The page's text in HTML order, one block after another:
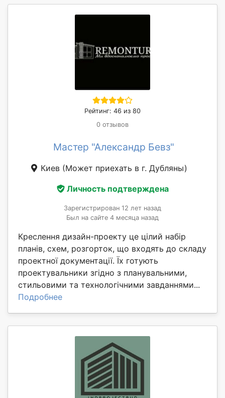
Рейтинг: 46 из 80
0 отзывов
Мастер "Александр Бевз"
Киев (Может приехать в г. Дубляны)
Личность подтверждена
Зарегистрирован 12 лет назад
Был на сайте 4 месяца назад
Креслення дизайн-проекту це цілий набір
планів, схем, розгорток, що входять до складу
проектної документації. Їх готують
проектувальники згідно з планувальними,
стильовими та технологічними завданнями...
Подробнее